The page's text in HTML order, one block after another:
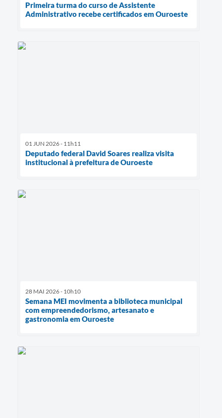
Primeira turma do curso de Assistente
Administrativo recebe certificados em Ouroeste
01 JUN 2026 - 11h11
Deputado federal David Soares realiza visita
institucional à prefeitura de Ouroeste
28 MAI 2026 - 10h10
Semana MEI movimenta a biblioteca municipal
com empreendedorismo, artesanato e
gastronomia em Ouroeste